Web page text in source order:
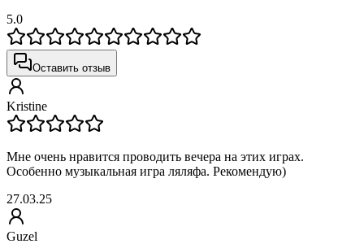
5.0
Оставить отзыв
Kristine
Мне очень нравится проводить вечера на этих играх.
Особенно музыкальная игра ляляфа. Рекомендую)
27.03.25
Guzel